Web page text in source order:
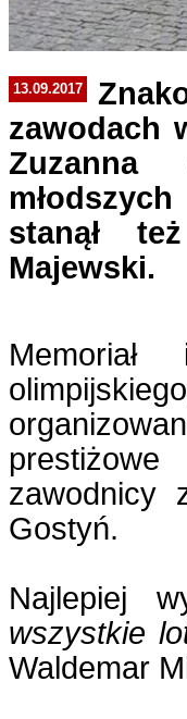
13.09.2017
zawodach
Zuzanna
stanął
Majewski.
zawodnicy
Gostyń.
Najlepiej
wszystkie
Waldemar